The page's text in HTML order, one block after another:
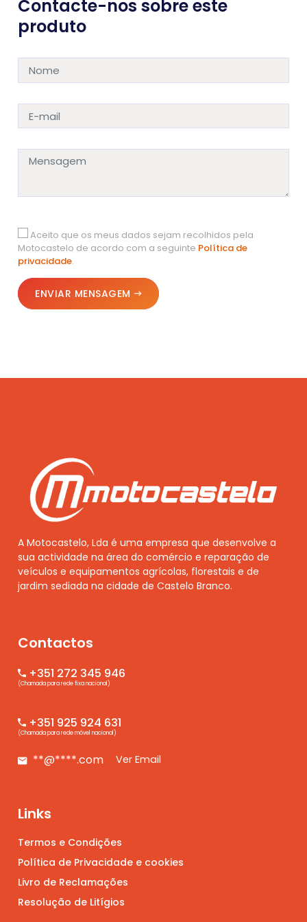
Contacte-nos sobre este
produto
Aceito que os meus dados sejam recolhidos pela
Motocastelo de acordo com a seguinte Política de
privacidade.
ENVIAR MENSAGEM
A Motocastelo, Lda é uma empresa que desenvolve a
sua actividade na área do comércio e reparação de
veículos e equipamentos agrícolas, florestais e de
jardim sediada na cidade de Castelo Branco.
Contactos
+351 272 345 946
(Chamada para rede fixa nacional)
+351 925 924 631
(Chamada para rede móvel nacional)
**@****.com Ver Email
Links
Termos e Condições
Política de Privacidade e cookies
Livro de Reclamações
Resolução de Litígios